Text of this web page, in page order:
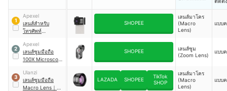
1
Apexel
เลนส์สําหรับ
โทรศัพท์
｜APL-ZM100
SHOPEE
เลนส์มาโคร
(Macro
Lens)
แบบ
2
Apexel
เลนส์ซูมมือถือ
100X Microscope
SHOPEE
เลนส์ซูม
(Zoom Lens)
แบบ
3
Ulanzi
เลนส์ซูมมือถือ
Macro Lens ｜
LAZADA SHOPEE
TikTok
SHOP
เลนส์มาโคร
(Macro
Lens)
แบบ